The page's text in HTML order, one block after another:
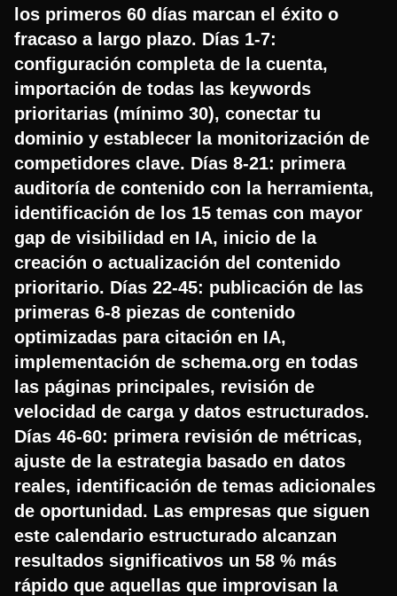
los primeros 60 días marcan el éxito o
fracaso a largo plazo. Días 1-7:
configuración completa de la cuenta,
importación de todas las keywords
prioritarias (mínimo 30), conectar tu
dominio y establecer la monitorización de
competidores clave. Días 8-21: primera
auditoría de contenido con la herramienta,
identificación de los 15 temas con mayor
gap de visibilidad en IA, inicio de la
creación o actualización del contenido
prioritario. Días 22-45: publicación de las
primeras 6-8 piezas de contenido
optimizadas para citación en IA,
implementación de schema.org en todas
las páginas principales, revisión de
velocidad de carga y datos estructurados.
Días 46-60: primera revisión de métricas,
ajuste de la estrategia basado en datos
reales, identificación de temas adicionales
de oportunidad. Las empresas que siguen
este calendario estructurado alcanzan
resultados significativos un 58 % más
rápido que aquellas que improvisan la